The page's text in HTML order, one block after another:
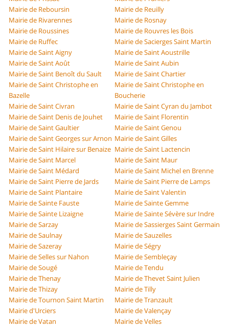
Mairie de Reboursin
Mairie de Reuilly
Mairie de Rivarennes
Mairie de Rosnay
Mairie de Roussines
Mairie de Rouvres les Bois
Mairie de Ruffec
Mairie de Sacierges Saint Martin
Mairie de Saint Aigny
Mairie de Saint Aoustrille
Mairie de Saint Août
Mairie de Saint Aubin
Mairie de Saint Benoît du Sault
Mairie de Saint Chartier
Mairie de Saint Christophe en
Bazelle
Mairie de Saint Christophe en
Boucherie
Mairie de Saint Civran
Mairie de Saint Cyran du Jambot
Mairie de Saint Denis de Jouhet
Mairie de Saint Florentin
Mairie de Saint Gaultier
Mairie de Saint Genou
Mairie de Saint Georges sur Arnon Mairie de Saint Gilles
Mairie de Saint Hilaire sur Benaize Mairie de Saint Lactencin
Mairie de Saint Marcel
Mairie de Saint Maur
Mairie de Saint Médard
Mairie de Saint Michel en Brenne
Mairie de Saint Pierre de Jards
Mairie de Saint Pierre de Lamps
Mairie de Saint Plantaire
Mairie de Saint Valentin
Mairie de Sainte Fauste
Mairie de Sainte Gemme
Mairie de Sainte Lizaigne
Mairie de Sainte Sévère sur Indre
Mairie de Sarzay
Mairie de Sassierges Saint Germain
Mairie de Saulnay
Mairie de Sauzelles
Mairie de Sazeray
Mairie de Ségry
Mairie de Selles sur Nahon
Mairie de Sembleçay
Mairie de Sougé
Mairie de Tendu
Mairie de Thenay
Mairie de Thevet Saint Julien
Mairie de Thizay
Mairie de Tilly
Mairie de Tournon Saint Martin
Mairie de Tranzault
Mairie d'Urciers
Mairie de Valençay
Mairie de Vatan
Mairie de Velles